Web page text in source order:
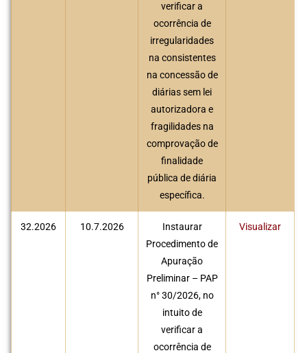
verificar a
ocorrência de
irregularidades
na consistentes
na concessão de
diárias sem lei
autorizadora e
fragilidades na
comprovação de
finalidade
pública de diária
específica.
32.2026 10.7.2026
Instaurar
Procedimento de
Apuração
Preliminar – PAP
n° 30/2026, no
intuito de
verificar a
ocorrência de
Visualizar